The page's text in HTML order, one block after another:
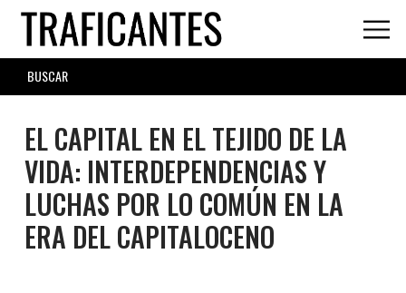
Skip
main
content
SEARCH
FORM
EL CAPITAL EN EL TEJIDO DE LA
VIDA: INTERDEPENDENCIAS Y
LUCHAS POR LO COMÚN EN LA
ERA DEL CAPITALOCENO